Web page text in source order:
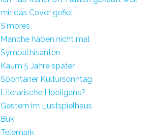
mir das Cover gefiel
S'mores
Manche haben nicht mal
Sympathisanten
Kaum 5 Jahre später
Spontaner Kultursonntag
Literarische Hooligans?
Gestern im Lustspielhaus
Buk
Telemark